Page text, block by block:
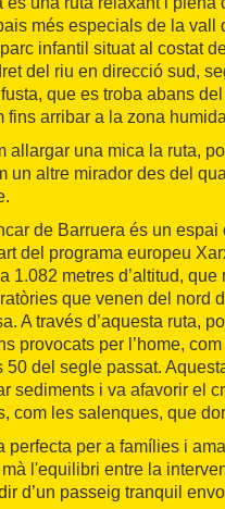
més especials de la vall
infantil situat al costat
del riu en direcció sud,
que es troba abans
fins arribar a la zona
allargar una mica la ruta,
un altre mirador des del
de Barruera és un
del programa europeu
1.082 metres d’altitud,
que venen del nord
A través d’aquesta ruta,
provocats per l’home,
50 del segle passat.
sediments i va afavorir el
com les salenques, que
perfecta per a famílies i
l'equilibri entre la
d’un passeig tranquil